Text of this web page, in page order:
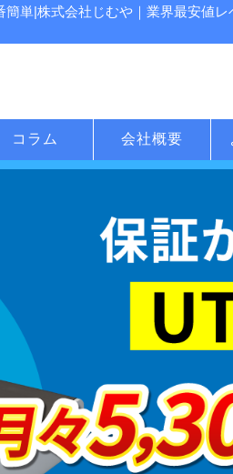
単|株式会社じむや｜業界最安値
コラム 会社概要